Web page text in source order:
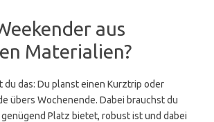
aus
Materialien?
das: Du planst einen Kurztrip oder
übers Wochenende. Dabei brauchst du
genügend Platz bietet, robust ist und dabei